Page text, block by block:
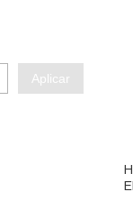
Aplicar